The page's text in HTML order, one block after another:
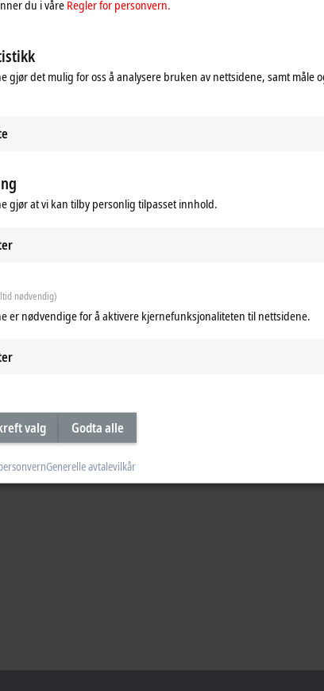
on the ELxxxx EtherCAT Terminals with matching name. This
series production.
du i våre Regler for personvern.
gjør det mulig for oss å analysere bruken av nettsidene, samt måle
gjør at vi kan tilby personlig tilpasset innhold.
nødvendig)
er nødvendige for å aktivere kjernefunksjonaliteten til nettsidene.
valg Godta alle
Generelle avtalevilkår